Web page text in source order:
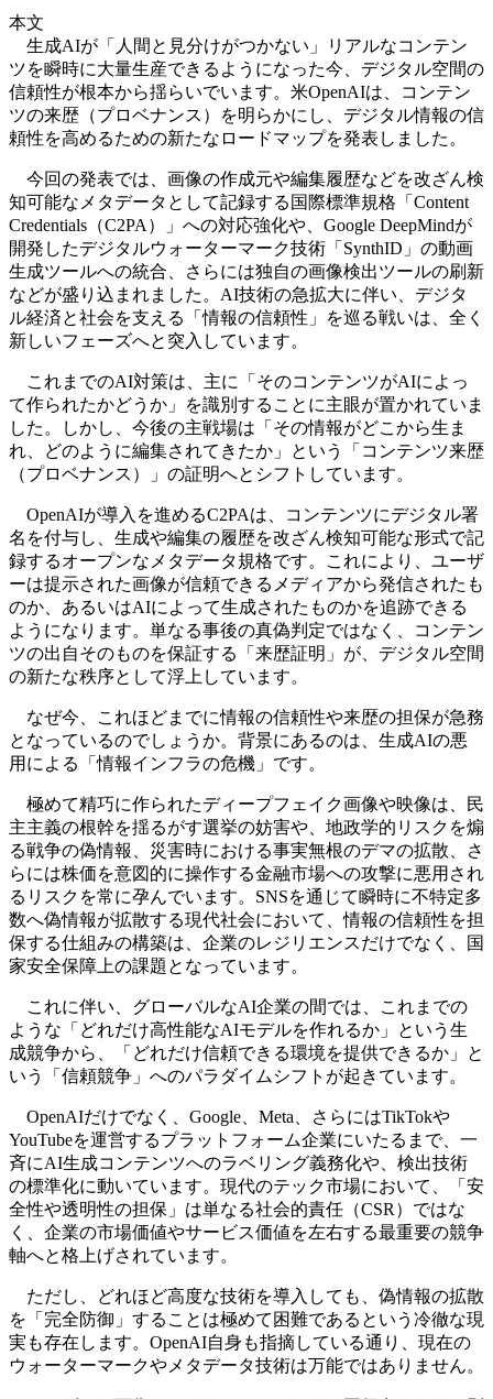
本文
生成AIが「人間と見分けがつかない」リアルなコンテン
ツを瞬時に大量生産できるようになった今、デジタル空間の
信頼性が根本から揺らいでいます。米OpenAIは、コンテン
ツの来歴（プロベナンス）を明らかにし、デジタル情報の信
頼性を高めるための新たなロードマップを発表しました。
今回の発表では、画像の作成元や編集履歴などを改ざん検
知可能なメタデータとして記録する国際標準規格「Content
Credentials（C2PA）」への対応強化や、Google DeepMindが
開発したデジタルウォーターマーク技術「SynthID」の動画
生成ツールへの統合、さらには独自の画像検出ツールの刷新
などが盛り込まれました。AI技術の急拡大に伴い、デジタ
ル経済と社会を支える「情報の信頼性」を巡る戦いは、全く
新しいフェーズへと突入しています。
これまでのAI対策は、主に「そのコンテンツがAIによっ
て作られたかどうか」を識別することに主眼が置かれていま
した。しかし、今後の主戦場は「その情報がどこから生ま
れ、どのように編集されてきたか」という「コンテンツ来歴
（プロベナンス）」の証明へとシフトしています。
OpenAIが導入を進めるC2PAは、コンテンツにデジタル署
名を付与し、生成や編集の履歴を改ざん検知可能な形式で記
録するオープンなメタデータ規格です。これにより、ユーザ
ーは提示された画像が信頼できるメディアから発信されたも
のか、あるいはAIによって生成されたものかを追跡できる
ようになります。単なる事後の真偽判定ではなく、コンテン
ツの出自そのものを保証する「来歴証明」が、デジタル空間
の新たな秩序として浮上しています。
なぜ今、これほどまでに情報の信頼性や来歴の担保が急務
となっているのでしょうか。背景にあるのは、生成AIの悪
用による「情報インフラの危機」です。
極めて精巧に作られたディープフェイク画像や映像は、民
主主義の根幹を揺るがす選挙の妨害や、地政学的リスクを煽
る戦争の偽情報、災害時における事実無根のデマの拡散、さ
らには株価を意図的に操作する金融市場への攻撃に悪用され
るリスクを常に孕んでいます。SNSを通じて瞬時に不特定多
数へ偽情報が拡散する現代社会において、情報の信頼性を担
保する仕組みの構築は、企業のレジリエンスだけでなく、国
家安全保障上の課題となっています。
これに伴い、グローバルなAI企業の間では、これまでの
ような「どれだけ高性能なAIモデルを作れるか」という生
成競争から、「どれだけ信頼できる環境を提供できるか」と
いう「信頼競争」へのパラダイムシフトが起きています。
OpenAIだけでなく、Google、Meta、さらにはTikTokや
YouTubeを運営するプラットフォーム企業にいたるまで、一
斉にAI生成コンテンツへのラベリング義務化や、検出技術
の標準化に動いています。現代のテック市場において、「安
全性や透明性の担保」は単なる社会的責任（CSR）ではな
く、企業の市場価値やサービス価値を左右する最重要の競争
軸へと格上げされています。
ただし、どれほど高度な技術を導入しても、偽情報の拡散
を「完全防御」することは極めて困難であるという冷徹な現
実も存在します。OpenAI自身も指摘している通り、現在の
ウォーターマークやメタデータ技術は万能ではありません。